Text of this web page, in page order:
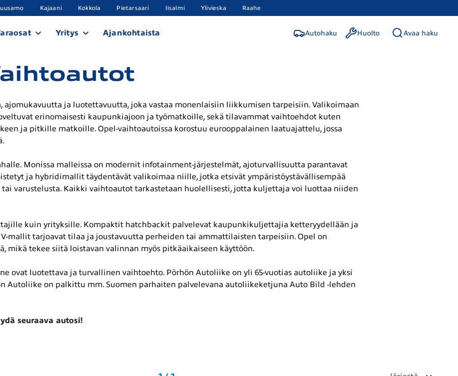
Kajaani Kokkola Pietarsaari Iisalmi Ylivieska Raahe
Yritys Ajankohtaista Autohaku Huolto Avaa haku
ja luotettavuutta, joka vastaa monenlaisiin liikkumisen tarpeisiin. Valikoimaan
erinomaisesti kaupunkiajoon ja työmatkoille, sekä tilavammat vaihtoehdot kuten
ja pitkille matkoille. Opel-vaihtoautoissa korostuu eurooppalainen laatuajattelu, jossa
Monissa malleissa on modernit infotainment-järjestelmät, ajoturvallisuutta parantavat
ja hybridimallit täydentävät valikoimaa niille, jotka etsivät ympäristöystävällisempää
varustelusta. Kaikki vaihtoautot tarkastetaan huolellisesti, jotta kuljettaja voi luottaa niiden
kuin yrityksille. Kompaktit hatchbackit palvelevat kaupunkikuljettajia ketteryydellään ja
mallit tarjoavat tilaa ja joustavuutta perheiden tai ammattilaisten tarpeisiin. Opel on
mikä tekee siitä loistavan valinnan myös pitkäaikaiseen käyttöön.
ovat luotettava ja turvallinen vaihtoehto. Pörhön Autoliike on yli 65-vuotias autoliike ja yksi
Autoliike on palkittu mm. Suomen parhaiten palvelevana autoliikeketjuna Auto Bild -lehden
seuraava autosi!